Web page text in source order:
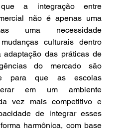
que a integração entre
não é apenas uma
uma necessidade
culturais dentro
das práticas de
do mercado são
para que as escolas
em um ambiente
vez mais competitivo e
de integrar esses
harmônica, com base